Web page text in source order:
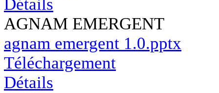
Détails
AGNAM EMERGENT
agnam emergent 1.0.pptx
Téléchargement
Détails